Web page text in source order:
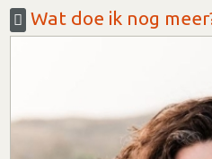
Wat doe ik nog